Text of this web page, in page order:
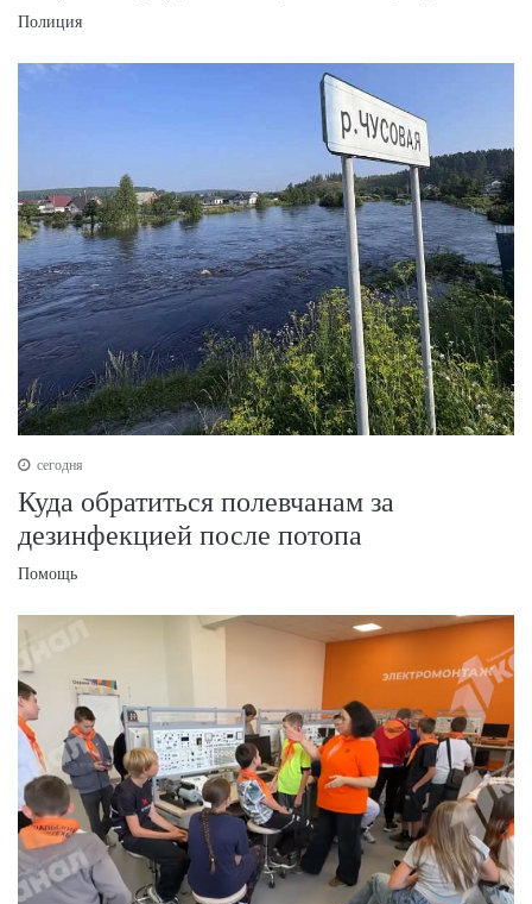
Полиция
сегодня
Куда обратиться полевчанам за
дезинфекцией после потопа
Помощь